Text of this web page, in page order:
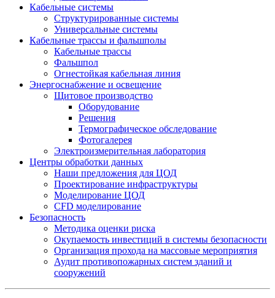
Кабельные системы
Структурированные системы
Универсальные системы
Кабельные трассы и фальшполы
Кабельные трассы
Фальшпол
Огнестойкая кабельная линия
Энергоснабжение и освещение
Щитовое производство
Оборудование
Решения
Термографическое обследование
Фотогалерея
Электроизмерительная лаборатория
Центры обработки данных
Наши предложения для ЦОД
Проектирование инфраструктуры
Моделирование ЦОД
CFD моделирование
Безопасность
Методика оценки риска
Окупаемость инвестиций в системы безопасности
Организация прохода на массовые мероприятия
Аудит противопожарных систем зданий и
сооружений